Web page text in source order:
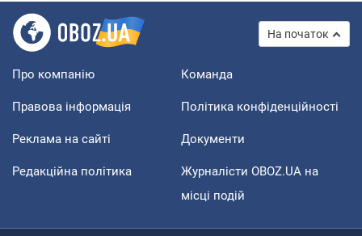
На початок
Про компанію Команда
Правова інформація Політика конфіденційності
Реклама на сайті Документи
Редакційна політика
Журналісти OBOZ.UA на
місці подій